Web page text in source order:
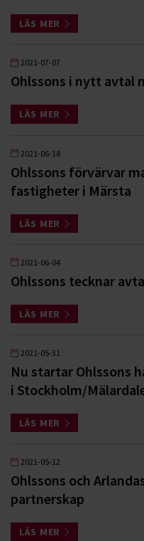
LÄS MER
2021-07-07
Ohlssons i nytt avtal
LÄS MER
2021-06-18
Ohlssons förvärvar
fastigheter i Märsta
LÄS MER
2021-06-04
Ohlssons tecknar
LÄS MER
2021-05-31
Nu startar Ohlssons
i Stockholm/
LÄS MER
2021-05-12
Ohlssons och
partnerskap
LÄS MER